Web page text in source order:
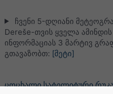
ჩვენი 5-დღიანი
Dereše-თვის ყველა ამინდის
ინფორმაციას 3 მარტივ
გთავაზობთ: [მეტი]
ცოცხალი სატელიტური